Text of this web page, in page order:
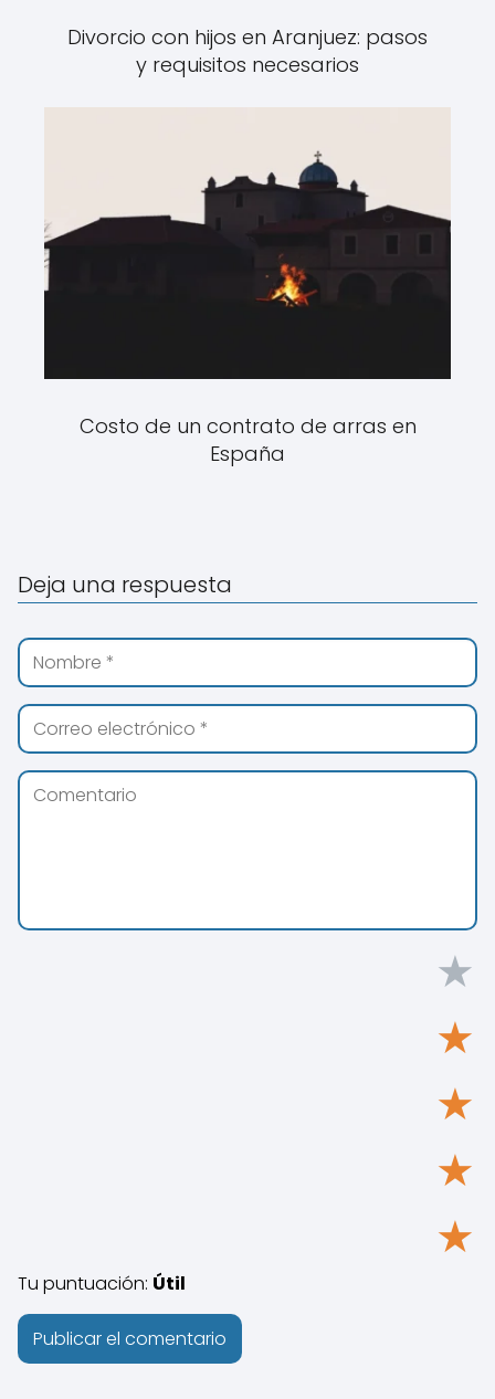
Divorcio con hijos en Aranjuez: pasos
y requisitos necesarios
Costo de un contrato de arras en
España
Deja una respuesta
★
★
★
★
★
Tu puntuación: Útil